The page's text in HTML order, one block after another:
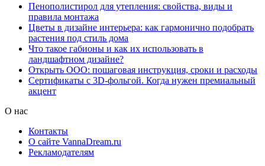
Пенополистирол для утепления: свойства, виды и
правила монтажа
Цветы в дизайне интерьера: как гармонично подобрать
растения под стиль дома
Что такое габионы и как их использовать в
ландшафтном дизайне?
Открыть ООО: пошаговая инструкция, сроки и расходы
Сертификаты с 3D-фольгой. Когда нужен премиальный
акцент
О нас
Контакты
О сайте VannaDream.ru
Рекламодателям